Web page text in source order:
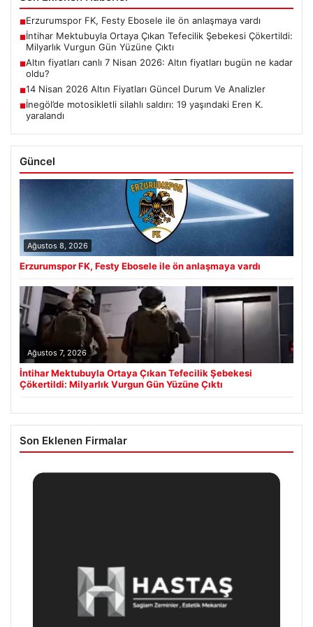
■Erzurumspor FK, Festy Ebosele ile ön anlaşmaya vardı
■İntihar Mektubuyla Ortaya Çıkan Tefecilik Şebekesi Çökertildi:
Milyarlık Vurgun Gün Yüzüne Çıktı
■Altın fiyatları canlı 7 Nisan 2026: Altın fiyatları bugün ne kadar
oldu?
■14 Nisan 2026 Altın Fiyatları Güncel Durum Ve Analizler
■İnegöl’de motosikletli silahlı saldırı: 19 yaşındaki Eren K.
yaralandı
Güncel
Ağustos 8, 2026
Erzurumspor FK, Festy Ebosele ile ön anlaşmaya vardı
Ağustos 7, 2026
İntihar Mektubuyla Ortaya Çıkan Tefecilik Şebekesi
Çökertildi: Milyarlık Vurgun Gün Yüzüne Çıktı
Son Eklenen Firmalar